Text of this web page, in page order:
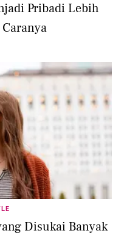
Pribadi Lebih
Disukai Banyak